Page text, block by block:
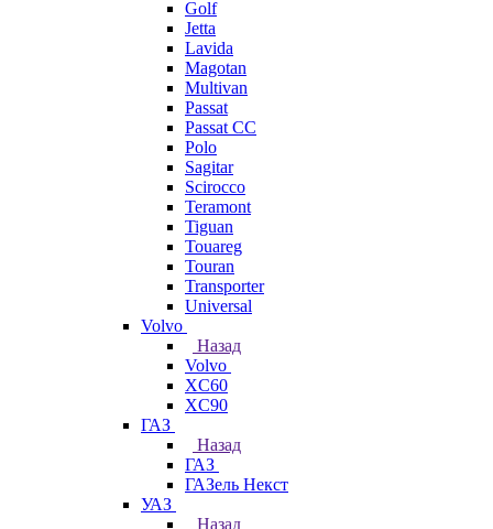
Golf
Jetta
Lavida
Magotan
Multivan
Passat
Passat CC
Polo
Sagitar
Scirocco
Teramont
Tiguan
Touareg
Touran
Transporter
Universal
Volvo
Назад
Volvo
XC60
XC90
ГАЗ
Назад
ГАЗ
ГАЗель Некст
УАЗ
Назад